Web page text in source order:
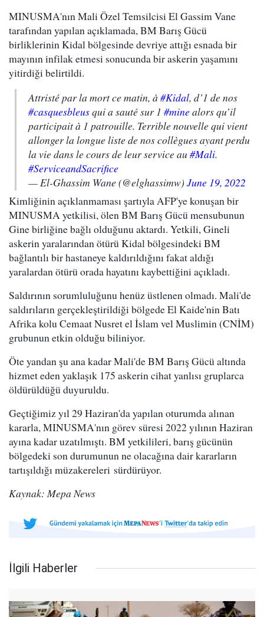
MINUSMA'nın Mali Özel Temsilcisi El Gassim Vane
tarafından yapılan açıklamada, BM Barış Gücü
birliklerinin Kidal bölgesinde devriye attığı esnada bir
mayının infilak etmesi sonucunda bir askerin yaşamını
yitirdiği belirtildi.
Attristé par la mort ce matin, à #Kidal, d’1 de nos
#casquesbleusqui a sauté sur 1 #minealors qu’il
participait à 1 patrouille. Terrible nouvelle qui vient
allonger la longue liste de nos collègues ayant perdu
la vie dans le cours de leur service au #Mali.
#ServiceandSacrifice
— El-Ghassim Wane (@elghassimw) June 19, 2022
Kimliğinin açıklanmaması şartıyla AFP'ye konuşan bir
MINUSMA yetkilisi, ölen BM Barış Gücü mensubunun
Gine birliğine bağlı olduğunu aktardı. Yetkili, Gineli
askerin yaralarından ötürü Kidal bölgesindeki BM
bağlantılı bir hastaneye kaldırıldığını fakat aldığı
yaralardan ötürü orada hayatını kaybettiğini açıkladı.
Saldırının sorumluluğunu henüz üstlenen olmadı. Mali'de
saldırıların gerçekleştirildiği bölgede El Kaide'nin Batı
Afrika kolu Cemaat Nusret el İslam vel Muslimin (CNİM)
grubunun etkin olduğu biliniyor.
Öte yandan şu ana kadar Mali'de BM Barış Gücü altında
hizmet eden yaklaşık 175 askerin cihat yanlısı gruplarca
öldürüldüğü duyuruldu.
Geçtiğimiz yıl 29 Haziran'da yapılan oturumda alınan
kararla, MINUSMA'nın görev süresi 2022 yılının Haziran
ayına kadar uzatılmıştı. BM yetkilileri, barış gücünün
bölgedeki son durumunun ne olacağına dair kararların
tartışıldığı müzakereleri sürdürüyor.
Kaynak: Mepa News
İlgili Haberler